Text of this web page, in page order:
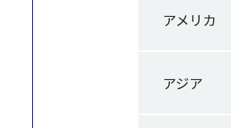
アメリカ
アジア